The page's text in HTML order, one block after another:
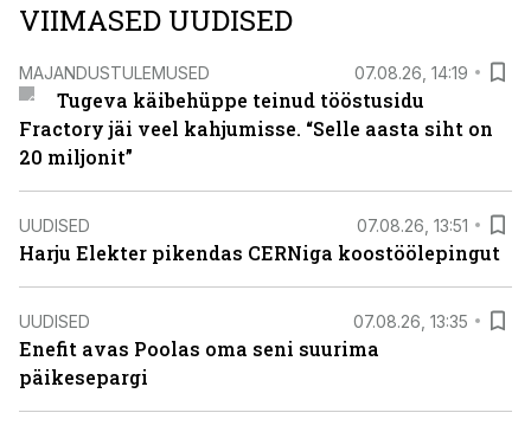
VIIMASED UUDISED
MAJANDUSTULEMUSED 07.08.26, 14:19
Tugeva käibehüppe teinud tööstusidu
Fractory jäi veel kahjumisse. “Selle aasta siht on
20 miljonit”
UUDISED 07.08.26, 13:51
Harju Elekter pikendas CERNiga koostöölepingut
UUDISED 07.08.26, 13:35
Enefit avas Poolas oma seni suurima
päikesepargi